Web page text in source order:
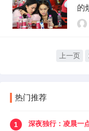
的
上一页
热门推荐
1
深夜独行：凌晨一